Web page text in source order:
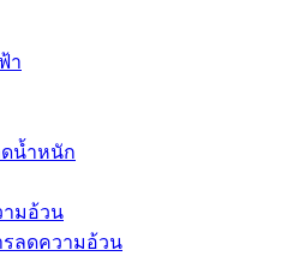
า
ดน้ำหนัก
ามอ้วน
รลดความอ้วน